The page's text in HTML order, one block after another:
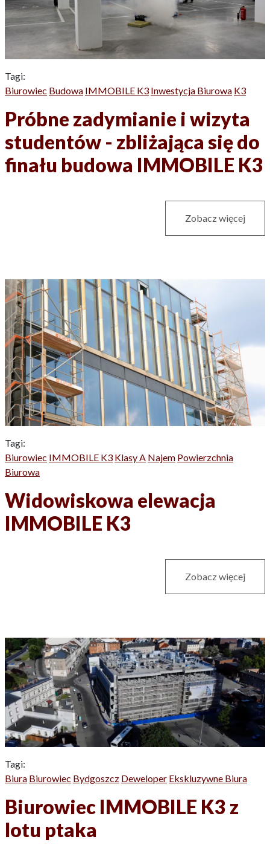
Tagi:
Biurowiec Budowa IMMOBILE K3 Inwestycja Biurowa K3
Próbne zadymianie i wizyta
studentów - zbliżająca się do
finału budowa IMMOBILE K3
Zobacz więcej
Tagi:
Biurowiec IMMOBILE K3 Klasy A Najem Powierzchnia
Biurowa
Widowiskowa elewacja
IMMOBILE K3
Zobacz więcej
Tagi:
Biura Biurowiec Bydgoszcz Deweloper Ekskluzywne Biura
Biurowiec IMMOBILE K3 z
lotu ptaka